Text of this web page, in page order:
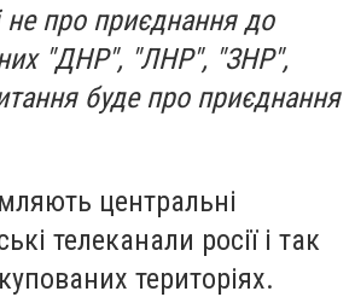
не про приєднання до
"ДНР", "ЛНР", "ЗНР",
буде про приєднання
центральні
телеканали росії і так
територіях.